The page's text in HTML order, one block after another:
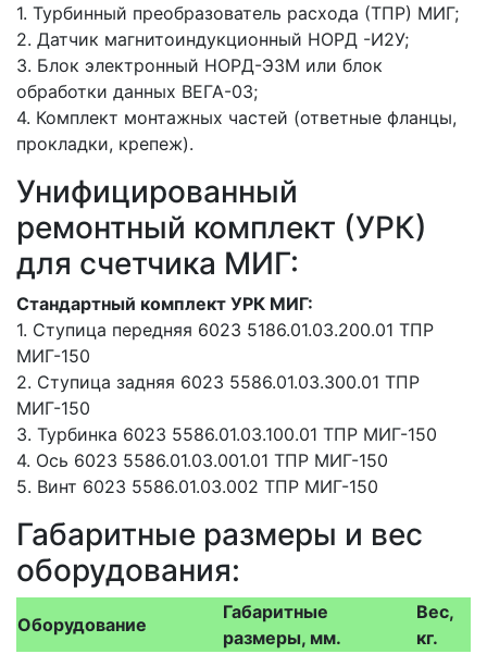
1. Турбинный преобразователь расхода (ТПР) МИГ;
2. Датчик магнитоиндукционный НОРД -И2У;
3. Блок электронный НОРД-Э3М или блок
обработки данных ВЕГА-03;
4. Комплект монтажных частей (ответные фланцы,
прокладки, крепеж).
Унифицированный
ремонтный комплект (УРК)
для счетчика МИГ:
Стандартный комплект УРК МИГ:
1. Ступица передняя 6023 5186.01.03.200.01 ТПР
МИГ-150
2. Ступица задняя 6023 5586.01.03.300.01 ТПР
МИГ-150
3. Турбинка 6023 5586.01.03.100.01 ТПР МИГ-150
4. Ось 6023 5586.01.03.001.01 ТПР МИГ-150
5. Винт 6023 5586.01.03.002 ТПР МИГ-150
Габаритные размеры и вес
оборудования:
Оборудование
Габаритные
размеры, мм.
Вес,
кг.